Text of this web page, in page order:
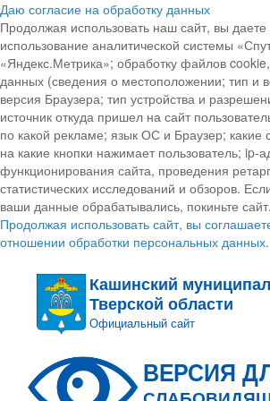
Даю согласие на обработку данных
Продолжая использовать наш сайт, вы даете
использование аналитической системы
«Яндекс.Метрика»; обработку файлов cookie,
данных (сведения о местоположении; тип и
версия Браузера; тип устройства и
источник откуда пришел на сайт
по какой рекламе; язык ОС и Браузер; какие
на какие кнопки нажимает пользователь; ip-
функционирования сайта, проведения
статистических исследований и обзоров.
ваши данные обрабатывались, покиньте сайт.
Продолжая использовать сайт, вы
отношении обработки персональных данных.